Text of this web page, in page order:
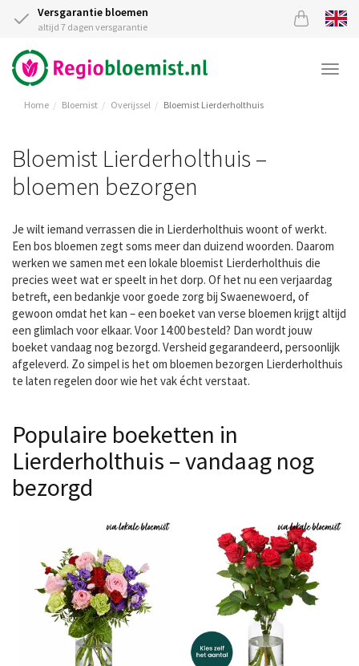
Versgarantie bloemen
altijd 7 dagen versgarantie
Home Bloemist Overijssel Bloemist Lierderholthuis
Bloemist Lierderholthuis –
bloemen bezorgen
Je wilt iemand verrassen die in Lierderholthuis woont of werkt.
Een bos bloemen zegt soms meer dan duizend woorden. Daarom
werken we samen met een lokale bloemist Lierderholthuis die
precies weet wat er speelt in het dorp. Of het nu een verjaardag
betreft, een bedankje voor goede zorg bij Swaenewoerd, of
gewoon omdat het kan – een boeket van verse bloemen krijgt altijd
een glimlach voor elkaar. Voor 14:00 besteld? Dan wordt jouw
boeket vandaag nog bezorgd. Versheid gegarandeerd, persoonlijk
afgeleverd. Zo simpel is het om bloemen bezorgen Lierderholthuis
te laten regelen door wie het vak écht verstaat.
Populaire boeketten in
Lierderholthuis – vandaag nog
bezorgd